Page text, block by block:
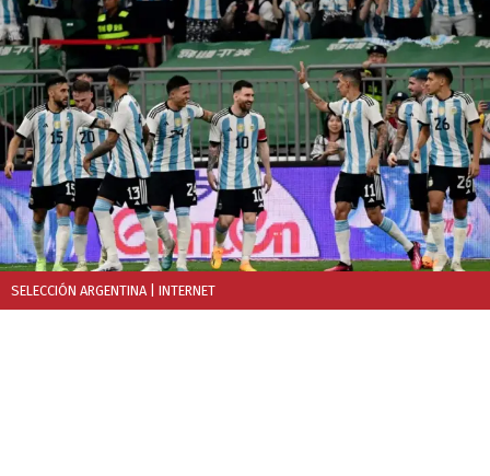
SELECCIÓN ARGENTINA | INTERNET